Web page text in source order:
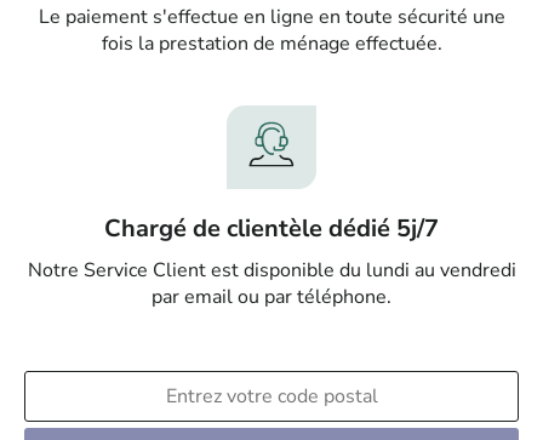
Le paiement s'effectue en ligne en toute sécurité une
fois la prestation de ménage effectuée.
Chargé de clientèle dédié 5j/7
Notre Service Client est disponible du lundi au vendredi
par email ou par téléphone.